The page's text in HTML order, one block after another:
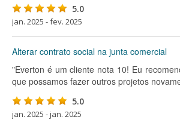
5.0
jan. 2025 - fev. 2025
Alterar contrato social na junta comercial
"Everton é um cliente nota 10! Eu
que possamos fazer outros projetos
5.0
jan. 2025 - jan. 2025